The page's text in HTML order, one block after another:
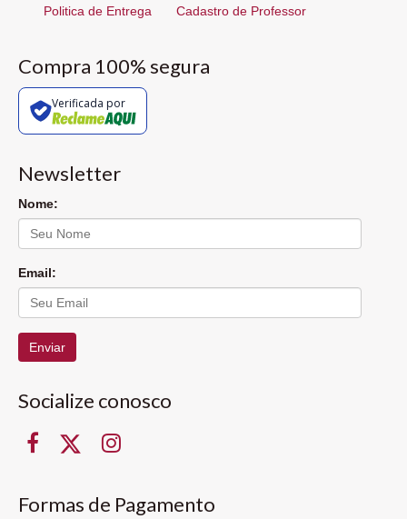
Politica de Entrega Cadastro de Professor
Compra 100% segura
Verificada por
Newsletter
Nome:
Email:
Enviar
Socialize conosco
Formas de Pagamento